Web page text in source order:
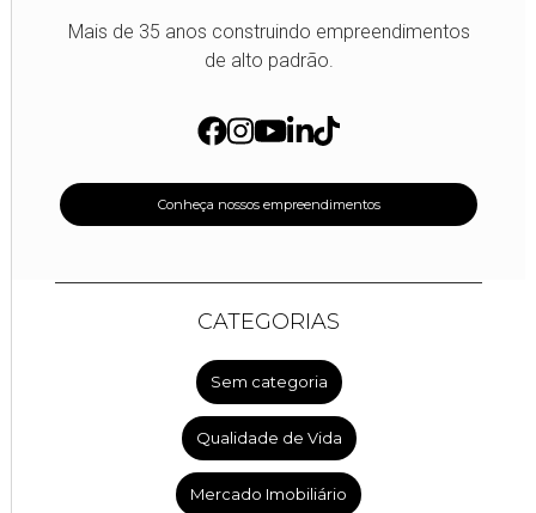
Mais de 35 anos construindo empreendimentos
de alto padrão.
Conheça nossos empreendimentos
CATEGORIAS
Sem categoria
Qualidade de Vida
Mercado Imobiliário